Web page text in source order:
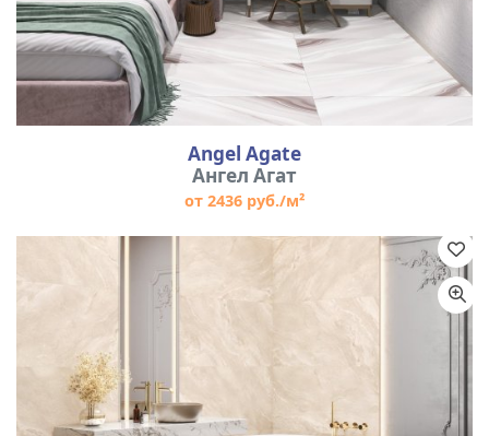
Angel Agate
Ангел Агат
от 2436 руб./м²